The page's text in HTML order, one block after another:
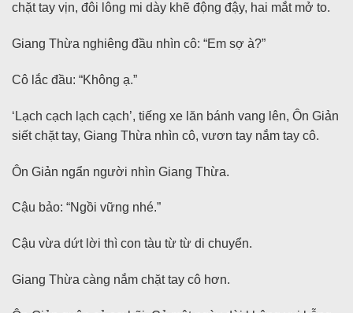
chặt tay vịn, đôi lông mi dày khẽ động đậy, hai mắt mở to.
Giang Thừa nghiêng đầu nhìn cô: “Em sợ à?”
Cô lắc đầu: “Không ạ.”
‘Lạch cạch lạch cạch’, tiếng xe lăn bánh vang lên, Ôn Giản
siết chặt tay, Giang Thừa nhìn cô, vươn tay nắm tay cô.
Ôn Giản ngẩn người nhìn Giang Thừa.
Cậu bảo: “Ngồi vững nhé.”
Cậu vừa dứt lời thì con tàu từ từ di chuyển.
Giang Thừa càng nắm chặt tay cô hơn.